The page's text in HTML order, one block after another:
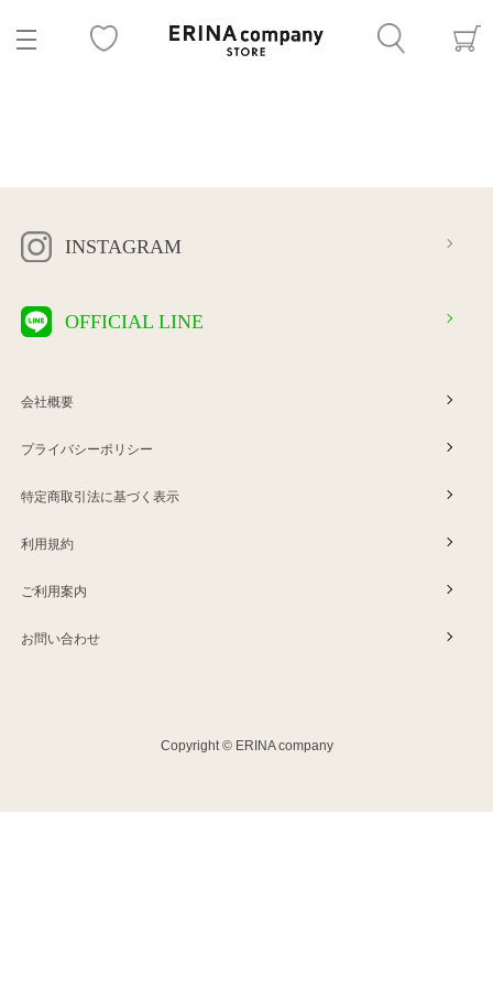
INSTAGRAM
OFFICIAL LINE
会社概要
プライバシーポリシー
特定商取引法に基づく表示
利用規約
ご利用案内
お問い合わせ
Copyright © ERINA company